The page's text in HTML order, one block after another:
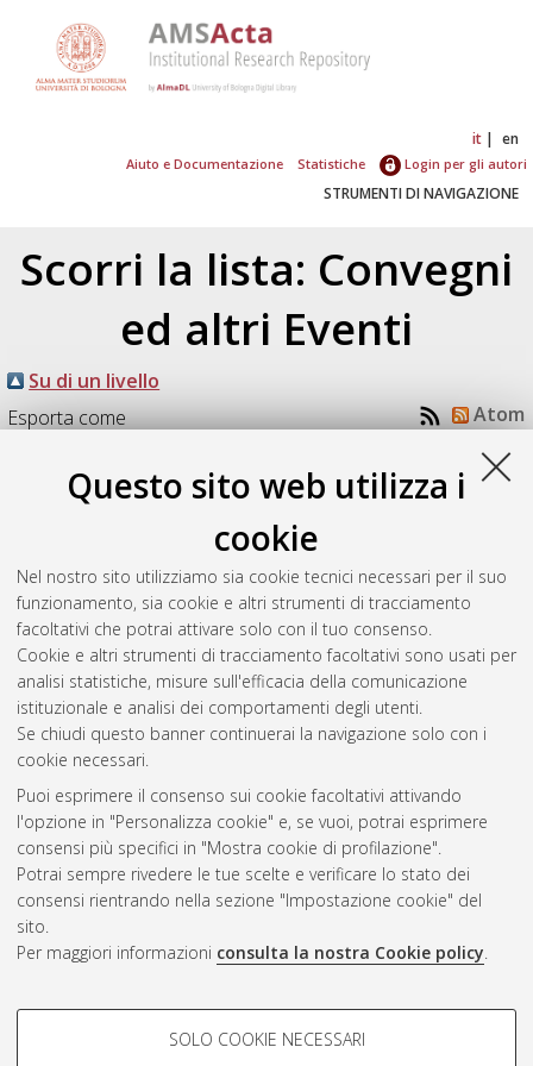
Questo sito web utilizza i
cookie
Nel nostro sito utilizziamo sia cookie tecnici necessari per il suo
funzionamento, sia cookie e altri strumenti di tracciamento
facoltativi che potrai attivare solo con il tuo consenso.
Cookie e altri strumenti di tracciamento facoltativi sono usati per
analisi statistiche, misure sull'efficacia della comunicazione
istituzionale e analisi dei comportamenti degli utenti.
Se chiudi questo banner continuerai la navigazione solo con i
cookie necessari.
Puoi esprimere il consenso sui cookie facoltativi attivando
l'opzione in "Personalizza cookie" e, se vuoi, potrai esprimere
consensi più specifici in "Mostra cookie di profilazione".
Potrai sempre rivedere le tue scelte e verificare lo stato dei
consensi rientrando nella sezione "Impostazione cookie" del
sito.
Per maggiori informazioni consulta la nostra Cookie policy.
COOKIE DI PROFILAZIONE -
SOLO COOKIE NECESSARI
it en
Aiuto e Documentazione Statistiche Login per gli autori
STRUMENTI DI NAVIGAZIONE
Scorri la lista: Convegni
ed altri Eventi
Su di un livello
Esporta come
Atom
RSS 2.0
Enriques, Luca (2002)Riforma del Diritto Societario -
Audizione presso la Camera dei Deputati, Commissioni Giustiza
e Finanze.In: Audizione presso la Camera dei Deputati,
Commissioni Giustizia e Finanze, 27 Novembre 2002, Roma.
Questa lista e' stata generata ilThu Aug 6 20:34:03 2026
CEST
Atom
Rss
2.0
AMS Acta
ISSN: 2038-7954
re3data.org -
doi.org/10.17616/R3P19R
Servizio implementato e
Impostazioni Cookie